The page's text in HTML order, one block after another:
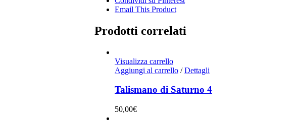
Email This Product
Prodotti correlati
Visualizza carrello
Aggiungi al carrello / Dettagli
Talismano di Saturno 4
50,00€